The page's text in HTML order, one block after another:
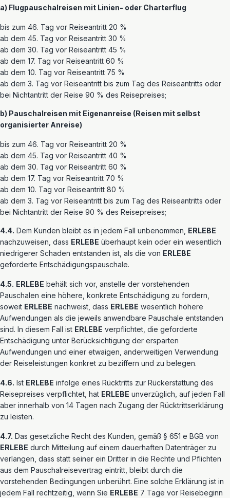
a) Flugpauschalreisen mit Linien- oder Charterflug
bis zum 46. Tag vor Reiseantritt 20 %
ab dem 45. Tag vor Reiseantritt 30 %
ab dem 30. Tag vor Reiseantritt 45 %
ab dem 17. Tag vor Reiseantritt 60 %
ab dem 10. Tag vor Reiseantritt 75 %
ab dem 3. Tag vor Reiseantritt bis zum Tag des Reiseantritts oder
bei Nichtantritt der Reise 90 % des Reisepreises;
b) Pauschalreisen mit Eigenanreise (Reisen mit selbst
organisierter Anreise)
bis zum 46. Tag vor Reiseantritt 20 %
ab dem 45. Tag vor Reiseantritt 40 %
ab dem 30. Tag vor Reiseantritt 60 %
ab dem 17. Tag vor Reiseantritt 70 %
ab dem 10. Tag vor Reiseantritt 80 %
ab dem 3. Tag vor Reiseantritt bis zum Tag des Reiseantritts oder
bei Nichtantritt der Reise 90 % des Reisepreises;
4.4. Dem Kunden bleibt es in jedem Fall unbenommen, ERLEBE
nachzuweisen, dass ERLEBE überhaupt kein oder ein wesentlich
niedrigerer Schaden entstanden ist, als die von ERLEBE
geforderte Entschädigungspauschale.
4.5. ERLEBE behält sich vor, anstelle der vorstehenden
Pauschalen eine höhere, konkrete Entschädigung zu fordern,
soweit ERLEBE nachweist, dass ERLEBE wesentlich höhere
Aufwendungen als die jeweils anwendbare Pauschale entstanden
sind. In diesem Fall ist ERLEBE verpflichtet, die geforderte
Entschädigung unter Berücksichtigung der ersparten
Aufwendungen und einer etwaigen, anderweitigen Verwendung
der Reiseleistungen konkret zu beziffern und zu belegen.
4.6. Ist ERLEBE infolge eines Rücktritts zur Rückerstattung des
Reisepreises verpflichtet, hat ERLEBE unverzüglich, auf jeden Fall
aber innerhalb von 14 Tagen nach Zugang der Rücktrittserklärung
zu leisten.
4.7. Das gesetzliche Recht des Kunden, gemäß § 651 e BGB von
ERLEBE durch Mitteilung auf einem dauerhaften Datenträger zu
verlangen, dass statt seiner ein Dritter in die Rechte und Pflichten
aus dem Pauschalreisevertrag eintritt, bleibt durch die
vorstehenden Bedingungen unberührt. Eine solche Erklärung ist in
jedem Fall rechtzeitig, wenn Sie ERLEBE 7 Tage vor Reisebeginn